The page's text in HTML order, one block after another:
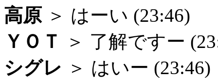
高原 ＞ はーい (23:46)
ＹＯＴ
＞ 了解ですー
シグレ ＞ はいー (23:46)